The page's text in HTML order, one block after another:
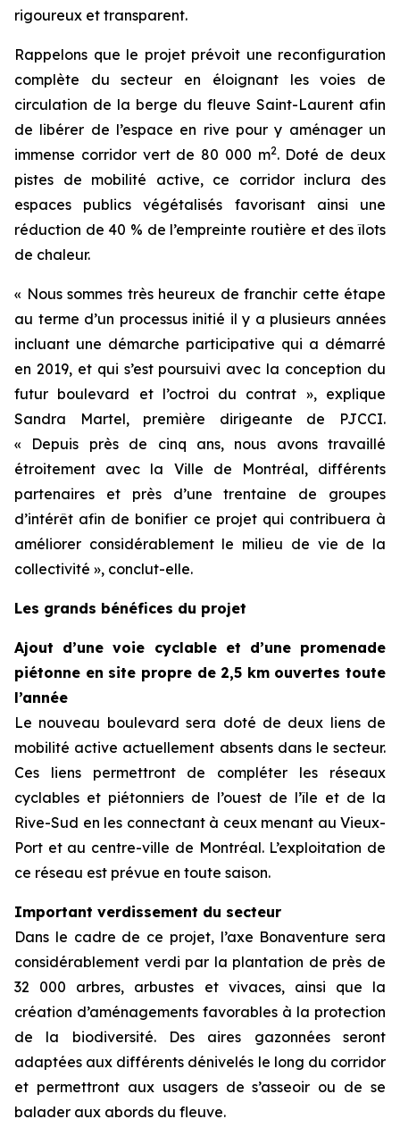
rigoureux et transparent.
Rappelons que le projet prévoit une reconfiguration
complète du secteur en éloignant les voies de
circulation de la berge du fleuve Saint-Laurent afin
de libérer de l’espace en rive pour y aménager un
immense corridor vert de 80 000 m2. Doté de deux
pistes de mobilité active, ce corridor inclura des
espaces publics végétalisés favorisant ainsi une
réduction de 40 % de l’empreinte routière et des îlots
de chaleur.
« Nous sommes très heureux de franchir cette étape
au terme d’un processus initié il y a plusieurs années
incluant une démarche participative qui a démarré
en 2019, et qui s’est poursuivi avec la conception du
futur boulevard et l’octroi du contrat », explique
Sandra Martel, première dirigeante de PJCCI.
« Depuis près de cinq ans, nous avons travaillé
étroitement avec la Ville de Montréal, différents
partenaires et près d’une trentaine de groupes
d’intérêt afin de bonifier ce projet qui contribuera à
améliorer considérablement le milieu de vie de la
collectivité », conclut-elle.
Les grands bénéfices du projet
Ajout d’une voie cyclable et d’une promenade
piétonne en site propre de 2,5 km ouvertes toute
l’année
Le nouveau boulevard sera doté de deux liens de
mobilité active actuellement absents dans le secteur.
Ces liens permettront de compléter les réseaux
cyclables et piétonniers de l’ouest de l’île et de la
Rive-Sud en les connectant à ceux menant au Vieux-
Port et au centre-ville de Montréal. L’exploitation de
ce réseau est prévue en toute saison.
Important verdissement du secteur
Dans le cadre de ce projet, l’axe Bonaventure sera
considérablement verdi par la plantation de près de
32 000 arbres, arbustes et vivaces, ainsi que la
création d’aménagements favorables à la protection
de la biodiversité. Des aires gazonnées seront
adaptées aux différents dénivelés le long du corridor
et permettront aux usagers de s’asseoir ou de se
balader aux abords du fleuve.